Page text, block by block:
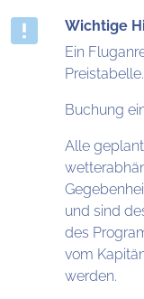
Wichtige
Ein
Preistabelle.
Buchung
Alle
und sind
des
vom
werden.